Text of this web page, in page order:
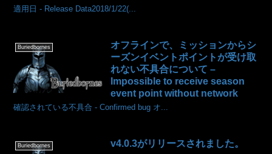
適用日 - Release Data2018/1/22(...
Buriedbornes
オフラインで、ミッションからシ
ーズンイベントポイントが受け取
れない不具合について –
Impossible to receive season
event point without network
確認されている不具合 - Confirmed bug オ...
Buriedbornes v4.0.3がリリースされました。